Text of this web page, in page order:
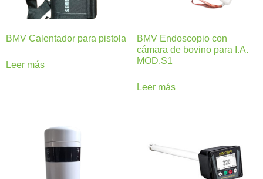
BMV Calentador para pistola
Leer más
BMV Endoscopio con
cámara de bovino para I.A.
MOD.S1
Leer más